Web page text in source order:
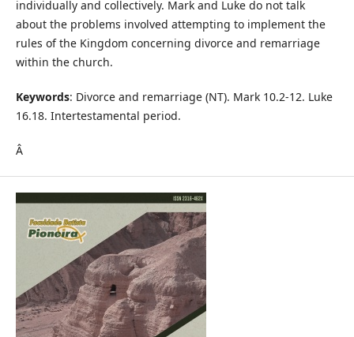
individually and collectively. Mark and Luke do not talk
about the problems involved attempting to implement the
rules of the Kingdom concerning divorce and remarriage
within the church.
Keywords: Divorce and remarriage (NT). Mark 10.2-12. Luke
16.18. Intertestamental period.
Â